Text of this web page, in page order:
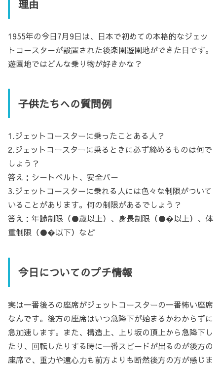
理由
1955年の今日7月9日は、日本で初めての本格的なジェッ
トコースターが設置された後楽園遊園地ができた日です。
遊園地ではどんな乗り物が好きかな？
子供たちへの質問例
1.ジェットコースターに乗ったことある人？
2.ジェットコースターに乗るときに必ず締めるものは何で
しょう？
答え：シートベルト、安全バー
3.ジェットコースターに乗れる人には色々な制限がついて
いることがあります。何の制限があるでしょう？
答え：年齢制限（●歳以上）、身長制限（●�以上）、体
重制限（●�以下）など
今日についてのプチ情報
実は一番後ろの座席がジェットコースターの一番怖い座席
なんです。後方の座席はいつ急降下が始まるかわからずに
急加速します。また、構造上、上り坂の頂上から急降下し
たり、回転したりする時に一番スピードが出るのが後方の
座席で、重力や遠心力も前方よりも断然後方の方が感じま